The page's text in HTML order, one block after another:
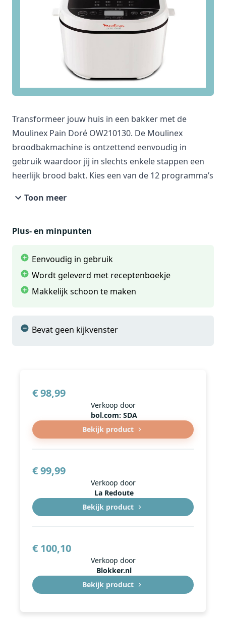
Transformeer jouw huis in een bakker met de
Moulinex Pain Doré OW210130. De Moulinex
broodbakmachine is ontzettend eenvoudig in
gebruik waardoor jij in slechts enkele stappen een
heerlijk brood bakt. Kies een van de 12 programma’s
stokbrood voor bij de barbeque of maak iets lekkers
De machine is makkelijk schoon te maken. De
waardoor broodresten makkelijker verwijderd
kunnen worden. Daarnaast zijn bepaalde
onderdelen vaatwasserbestendig. Handig!
Toon meer
Plus- en minpunten
Eenvoudig in gebruik
Wordt geleverd met receptenboekje
Makkelijk schoon te maken
Bevat geen kijkvenster
€ 98,99
Verkoop door
bol.com: SDA
Bekijk product
€ 99,99
Verkoop door
La Redoute
Bekijk product
€ 100,10
Verkoop door
Blokker.nl
Bekijk product